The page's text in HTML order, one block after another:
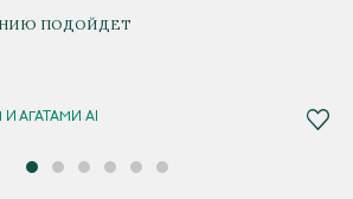
ПОДОЙДЕТ
АГАТАМИ AI